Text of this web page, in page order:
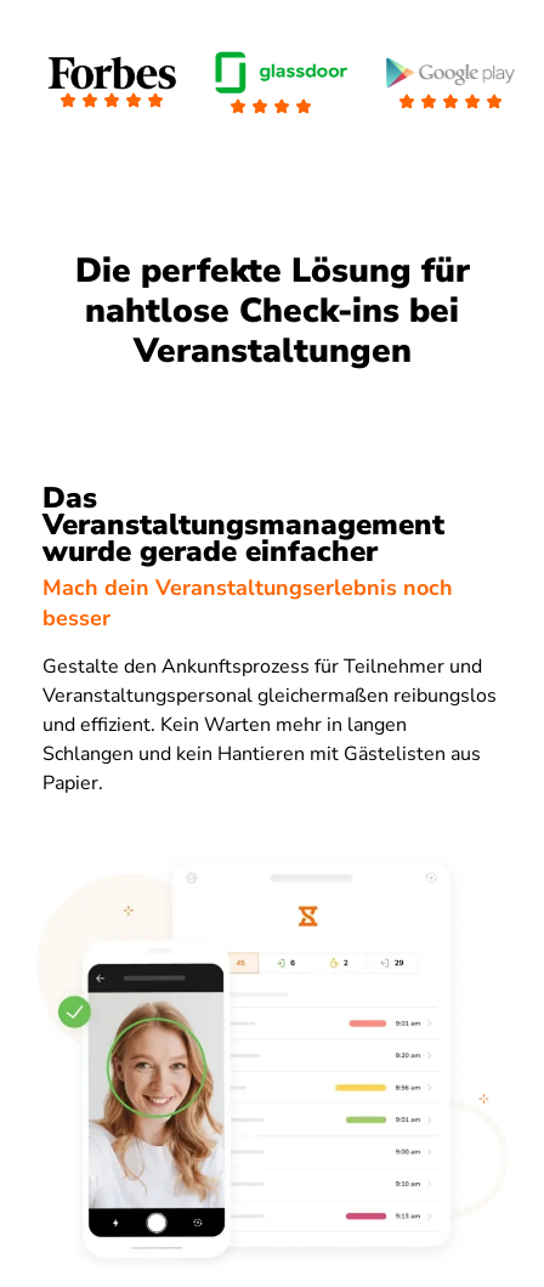
Die perfekte Lösung für
nahtlose Check-ins bei
Veranstaltungen
Das
Veranstaltungsmanagement
wurde gerade einfacher
Mach dein Veranstaltungserlebnis noch
besser
Gestalte den Ankunftsprozess für Teilnehmer und
Veranstaltungspersonal gleichermaßen reibungslos
und effizient. Kein Warten mehr in langen
Schlangen und kein Hantieren mit Gästelisten aus
Papier.